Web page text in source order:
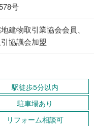
号
建物取引業協会会員、
協議会加盟
駅徒歩5分以内
駐車場あり
リフォーム相談可